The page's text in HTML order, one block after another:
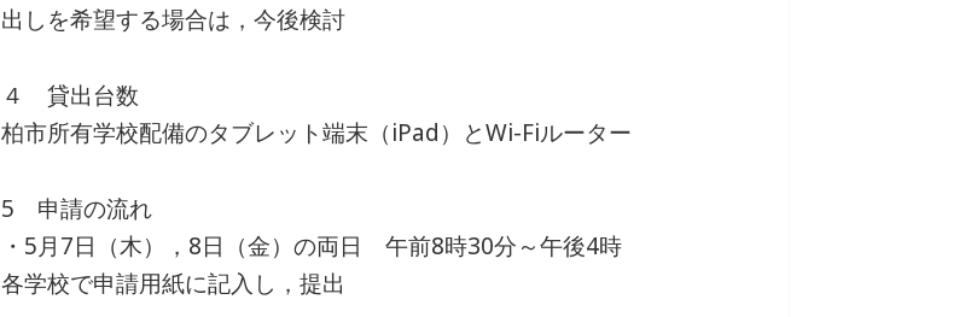
出しを希望する場合は，今後検討
４ 貸出台数
柏市所有学校配備のタブレット端末（iPad）とWi-Fiルーター
5 申請の流れ
・5月7日（木），8日（金）の両日 午前8時30分～午後4時
各学校で申請用紙に記入し，提出